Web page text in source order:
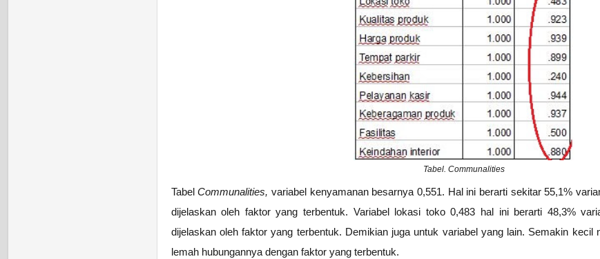
Tabel. Communalities
TabelCommunalities, variabel kenyamanan besarnya 0,551. Hal ini berarti sekitar 55,1%
dijelaskan oleh faktor yang terbentuk. Variabel lokasi toko 0,483 hal ini berarti 48,3%
dijelaskan oleh faktor yang terbentuk. Demikian juga untuk variabel yang lain. Semakin kecil
lemah hubungannya dengan faktor yang terbentuk.